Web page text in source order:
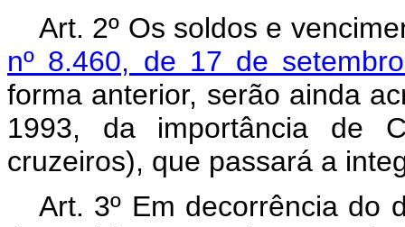
Art. 2º Os soldos e
nº 8.460, de 17 de
forma anterior, serão ainda
1993, da importância de
cruzeiros), que passará a
Art. 3º Em decorrência do